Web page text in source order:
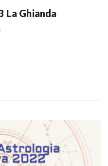
La Ghianda